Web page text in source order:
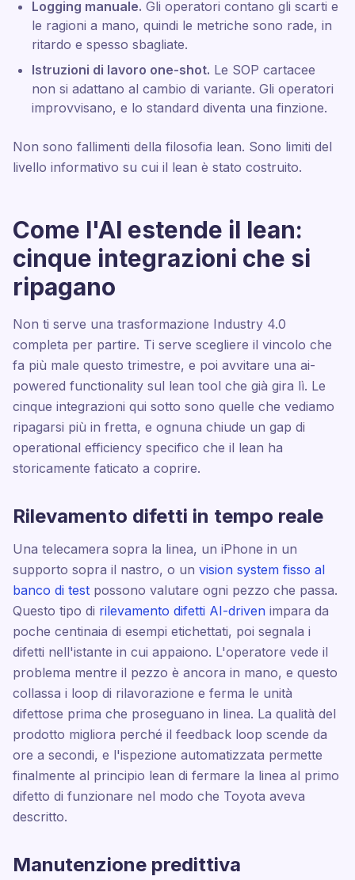
Logging manuale. Gli operatori contano gli scarti e
le ragioni a mano, quindi le metriche sono rade, in
ritardo e spesso sbagliate.
Istruzioni di lavoro one-shot. Le SOP cartacee
non si adattano al cambio di variante. Gli operatori
improvvisano, e lo standard diventa una finzione.
Non sono fallimenti della filosofia lean. Sono limiti del
livello informativo su cui il lean è stato costruito.
Come l'AI estende il lean:
cinque integrazioni che si
ripagano
Non ti serve una trasformazione Industry 4.0
completa per partire. Ti serve scegliere il vincolo che
fa più male questo trimestre, e poi avvitare una ai-
powered functionality sul lean tool che già gira lì. Le
cinque integrazioni qui sotto sono quelle che vediamo
ripagarsi più in fretta, e ognuna chiude un gap di
operational efficiency specifico che il lean ha
storicamente faticato a coprire.
Rilevamento difetti in tempo reale
Una telecamera sopra la linea, un iPhone in un
supporto sopra il nastro, o un vision system fisso al
banco di test possono valutare ogni pezzo che passa.
Questo tipo di rilevamento difetti AI-driven impara da
poche centinaia di esempi etichettati, poi segnala i
difetti nell'istante in cui appaiono. L'operatore vede il
problema mentre il pezzo è ancora in mano, e questo
collassa i loop di rilavorazione e ferma le unità
difettose prima che proseguano in linea. La qualità del
prodotto migliora perché il feedback loop scende da
ore a secondi, e l'ispezione automatizzata permette
finalmente al principio lean di fermare la linea al primo
difetto di funzionare nel modo che Toyota aveva
descritto.
Manutenzione predittiva